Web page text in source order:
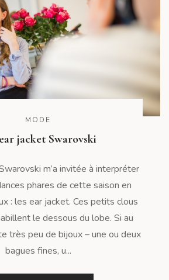
MODE
jacket Swarovski
m’a invitée à interpréter
phares de cette saison en
: les ear jacket. Ces petits clous
le dessous du lobe. Si au
très peu de bijoux – une ou deux
bagues fines, u...